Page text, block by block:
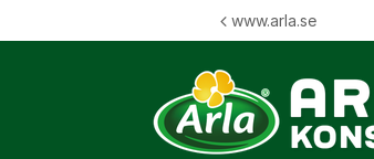
www.arla.se